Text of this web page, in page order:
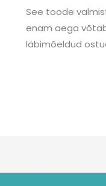
See toode
enam aega
läbimõeldud